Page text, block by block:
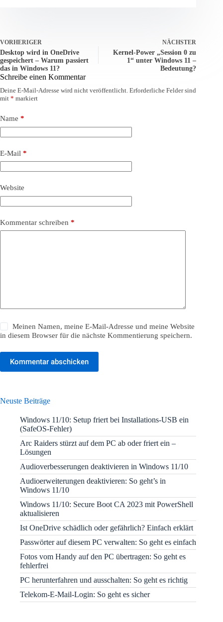
VORHERIGER
Desktop wird in OneDrive
gespeichert – Warum passiert
das in Windows 11?
NÄCHSTER
Kernel-Power „Session 0 zu
1“ unter Windows 11 –
Bedeutung?
Schreibe einen Kommentar
Deine E-Mail-Adresse wird nicht veröffentlicht. Erforderliche Felder sind
mit * markiert
Name *
E-Mail *
Website
Kommentar schreiben *
Meinen Namen, meine E-Mail-Adresse und meine Website
in diesem Browser für die nächste Kommentierung speichern.
Kommentar abschicken
Neuste Beiträge
Windows 11/10: Setup friert bei Installations-USB ein
(SafeOS-Fehler)
Arc Raiders stürzt auf dem PC ab oder friert ein –
Lösungen
Audioverbesserungen deaktivieren in Windows 11/10
Audioerweiterungen deaktivieren: So geht’s in
Windows 11/10
Windows 11/10: Secure Boot CA 2023 mit PowerShell
aktualisieren
Ist OneDrive schädlich oder gefährlich? Einfach erklärt
Passwörter auf diesem PC verwalten: So geht es einfach
Fotos vom Handy auf den PC übertragen: So geht es
fehlerfrei
PC herunterfahren und ausschalten: So geht es richtig
Telekom-E-Mail-Login: So geht es sicher